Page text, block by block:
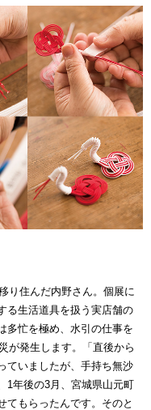
り住んだ内野さん。個展に
る生活道具を扱う実店舗の
多忙を極め、水引の仕事を
が発生します。「直後から
ていましたが、手持ち無沙
1年後の3月、宮城県山元町
てもらったんです。そのと